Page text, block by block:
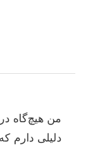
من هیچ‌گاه
دلیلی دارم